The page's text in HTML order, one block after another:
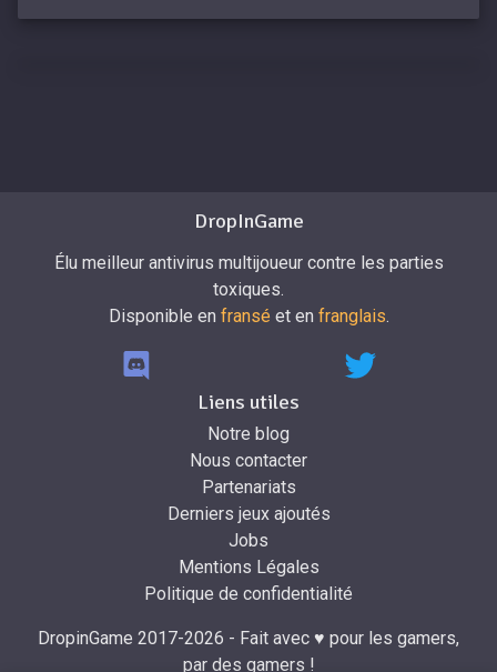
DropInGame
Élu meilleur antivirus multijoueur contre les parties
toxiques.
Disponible en fransé et en franglais.
Liens utiles
Notre blog
Nous contacter
Partenariats
Derniers jeux ajoutés
Jobs
Mentions Légales
Politique de confidentialité
DropinGame 2017-2026 - Fait avec ♥ pour les gamers,
par des gamers !